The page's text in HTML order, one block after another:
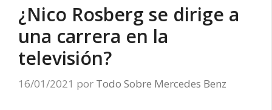
¿Nico Rosberg se dirige a
una carrera en la
televisión?
16/01/2021 por Todo Sobre Mercedes Benz